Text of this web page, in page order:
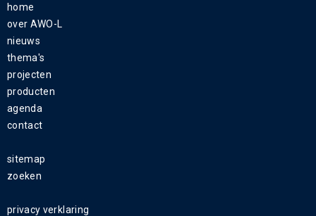
home
over AWO-L
nieuws
thema's
projecten
producten
agenda
contact
sitemap
zoeken
privacy verklaring